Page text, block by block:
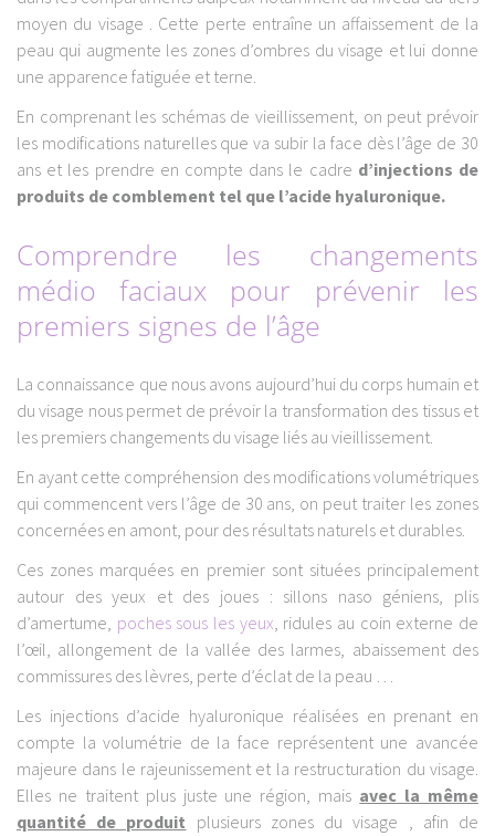
moyen du visage . Cette perte entraîne un affaissement de la
peau qui augmente les zones d’ombres du visage et lui donne
une apparence fatiguée et terne.
En comprenant les schémas de vieillissement, on peut prévoir
les modifications naturelles que va subir la face dès l’âge de 30
ans et les prendre en compte dans le cadre d’injections de
produits de comblement tel que l’acide hyaluronique.
Comprendre les changements
médio faciaux pour prévenir les
premiers signes de l’âge
La connaissance que nous avons aujourd’hui du corps humain et
du visage nous permet de prévoir la transformation des tissus et
les premiers changements du visage liés au vieillissement.
En ayant cette compréhension des modifications volumétriques
qui commencent vers l’âge de 30 ans, on peut traiter les zones
concernées en amont, pour des résultats naturels et durables.
Ces zones marquées en premier sont situées principalement
autour des yeux et des joues : sillons naso géniens, plis
d’amertume, poches sous les yeux, ridules au coin externe de
l’œil, allongement de la vallée des larmes, abaissement des
commissures des lèvres, perte d’éclat de la peau …
Les injections d’acide hyaluronique réalisées en prenant en
compte la volumétrie de la face représentent une avancée
majeure dans le rajeunissement et la restructuration du visage.
Elles ne traitent plus juste une région, mais avec la même
quantité de produit plusieurs zones du visage , afin de